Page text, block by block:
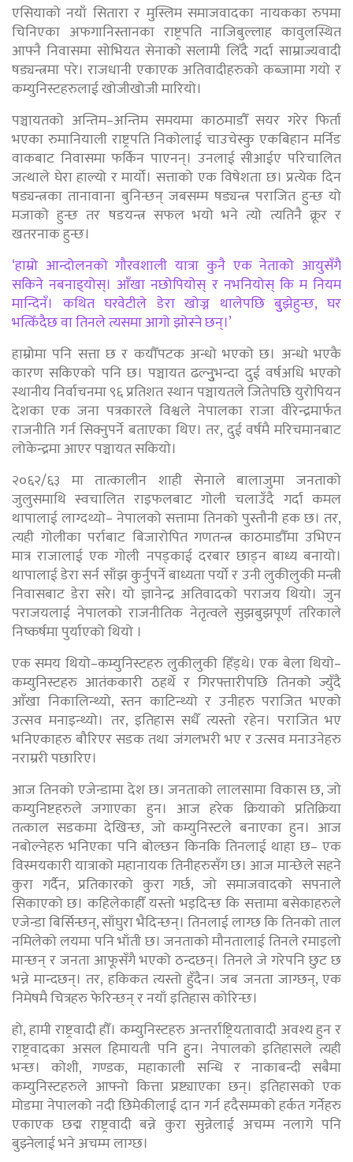
एसियाको नयाँ सितारा र मुस्लिम समाजवादका नायकका रुपमा
चिनिएका अफगानिस्तानका राष्ट्रपति नाजिबुल्लाह कावुलस्थित
आफ्नै निवासमा सोभियत सेनाको सलामी लिँदै गर्दा साम्राज्यवादी
षड्यन्त्रमा परे। राजधानी एकाएक अतिवादीहरुको कब्जामा गयो र
कम्युनिस्टहरुलाई खोजीखोजी मारियो।
पञ्चायतको अन्तिम–अन्तिम समयमा काठमाडौँ सयर गरेर फिर्ता
भएका रुमानियाली राष्ट्रपति निकोलाई चाउचेस्कु एकबिहान मर्निड
वाकबाट निवासमा फर्किन पाएनन्। उनलाई सीआईए परिचालित
जत्थाले घेरा हाल्यो र मार्यो। सत्ताको एक विषेशता छ। प्रत्येक दिन
षड्यन्त्रका तानावाना बुनिन्छन् जबसम्म षड्यन्त्र पराजित हुन्छ यो
मजाको हुन्छ तर षडयन्त्र सफल भयो भने त्यो त्यतिनै क्रूर र
खतरनाक हुन्छ।
‘हाम्रो आन्दोलनको गौरवशाली यात्रा कुनै एक नेताको आयुसँगै
सकिने नबनाइ्योस्। आँखा नछोपियोस् र नभनियोस् कि म नियम
मान्दिनँ। कथित घरवेटीले डेरा खोज्न थालेपछि बुुझेहुन्छ, घर
भत्किँदैछ वा तिनले त्यसमा आगो झोस्ने छन्।’
हाम्रोमा पनि सत्ता छ र कयौँपटक अन्धो भएको छ। अन्धो भएकै
कारण सकिएको पनि छ। पञ्चायत ढल्नुुुभन्दा दुई वर्षअधि भएको
स्थानीय निर्वाचनमा ९६ प्रतिशत स्थान पञ्चायतले जितेपछि युरोपियन
देशका एक जना पत्रकारले विश्वले नेपालका राजा वीरेन्द्रमार्फत
राजनीति गर्न सिक्नुपर्ने बताएका थिए। तर, दुई वर्षमै मरिचमानबाट
लोकेन्द्रमा आएर पञ्चायत सकियाे।
२०६२/६३ मा तात्कालीन शाही सेनाले बालाजुमा जनताको
जुलुसमाथि स्वचालित राइफलबाट गोली चलाउँदै गर्दा कमल
थापालाई लाग्दथ्यो– नेपालको सत्तामा तिनको पुस्तौनी हक छ। तर,
त्यही गोलीका पर्राबाट बिजारोपित गणतन्त्र काठमाडौँमा उभिएन
मात्र राजालाई एक गोली नपड्काई दरबार छाड्न बाध्य बनायो।
थापालाई डेरा सर्न साँझ कुर्नुपर्ने बाध्यता पर्यो र उनी लुकीलुकी मन्त्री
निवासबाट डेरा सरे। यो ज्ञानेन्द्र अतिवादको पराजय थियो। जुन
पराजयलाई नेपालको राजनीतिक नेतृत्वले सुझबुझपूर्ण तरिकाले
निष्कर्षमा पुर्याएको थियो ।
एक समय थियो–कम्युनिस्टहरु लुकीलुकी हिँड्थे। एक बेला थियो–
कम्युनिस्टहरु आतंककारी ठहर्थे र गिरफ्तारीपछि तिनको ज्युँदै
आँखा निकालिन्थ्यो, स्तन काटिन्थ्यो र उनीहरु पराजित भएको
उत्सव मनाइन्थ्यो। तर, इतिहास सधैँ त्यस्तो रहेन। पराजित भए
भनिएकाहरु बौरिएर सडक तथा जंगलभरी भए र उत्सव मनाउनेहरु
नराम्ररी पछारिए।
आज तिनको एजेन्डामा देश छ। जनताको लालसामा विकास छ, जो
कम्युनिष्टहरुले जगाएका हुन। आज हरेक क्रियाको प्रतिक्रिया
तत्काल सडकमा देखिन्छ, जो कम्युनिस्टले बनाएका हुन। आज
नबोल्नेहरु भनिएका पनि बोल्छन किनकि तिनलाई थाहा छ– एक
विस्मयकारी यात्राको महानायक तिनीहरुसँग छ। आज मान्छेले सहने
कुरा गर्दैन, प्रतिकारको कुरा गर्छ, जो समाजवादको सपनाले
सिकाएको छ। कहिलेकाहीँ यस्तो भइदिन्छ कि सत्तामा बसेकाहरुले
एजेन्डा बिर्सिन्छन्, साँघुरा भैदिन्छन्। तिनलाई लाग्छ कि तिनको ताल
नमिलेको लयमा पनि भाँती छ। जनताको मौनतालाई तिनले रमाइलो
मान्छन् र जनता आफूसँगै भएको ठन्दछन्। तिनले जे गरेपनि छुट छ
भन्ने मान्दछन्। तर, हकिकत त्यस्तो हुँदैन। जब जनता जाग्छन्, एक
निमेषमै चित्रहरु फेरिन्छन् र नयाँ इतिहास कोरिन्छ।
हो, हामी राष्ट्रवादी हौँ। कम्युनिस्टहरु अन्तर्राष्ट्रियतावादी अवश्य हुन र
राष्ट्रवादका असल हिमायती पनि हुुन। नेपालको इतिहासले त्यही
भन्छ। कोशी, गण्डक, महाकाली सन्धि र नाकाबन्दी सबैमा
कम्युनिस्टहरुले आफ्नो कित्ता प्रष्ट्याएका छन्। इतिहासको एक
मोडमा नेपालको नदी छिमेकीलाई दान गर्न हदैसम्मको हर्कत गर्नेहरु
एकाएक छद्म राष्ट्रवादी बन्ने कुरा सुन्नेलाई अचम्म नलागे पनि
बुझ्नेलाई भने अचम्म लाग्छ।